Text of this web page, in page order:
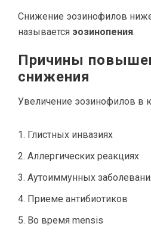
Снижение эозинофилов
называется эозинопения.
Причины
снижения
Увеличение эозинофилов в
Глистных инвазиях
Аллергических реакциях
Аутоиммунных
Приеме антибиотиков
Во время mensis